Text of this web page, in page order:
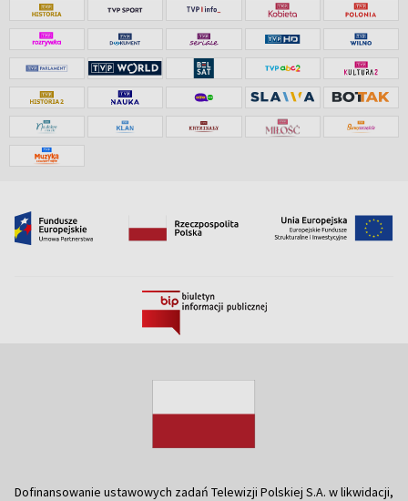
Dofinansowanie ustawowych zadań Telewizji Polskiej S.A. w likwidacji,